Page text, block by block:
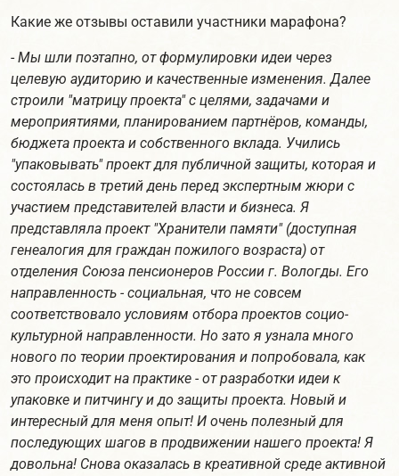
Какие же отзывы оставили участники марафона?
-Мы шли поэтапно, от формулировки идеи через
целевую аудиторию и качественные изменения. Далее
строили "матрицу проекта" с целями, задачами и
мероприятиями, планированием партнёров, команды,
бюджета проекта и собственного вклада. Учились
"упаковывать" проект для публичной защиты, которая и
состоялась в третий день перед экспертным жюри с
участием представителей власти и бизнеса. Я
представляла проект "Хранители памяти" (доступная
генеалогия для граждан пожилого возраста) от
отделения Союза пенсионеров России г. Вологды. Его
направленность - социальная, что не совсем
соответствовало условиям отбора проектов социо-
культурной направленности. Но зато я узнала много
нового по теории проектирования и попробовала, как
это происходит на практике - от разработки идеи к
упаковке и питчингу и до защиты проекта. Новый и
интересный для меня опыт! И очень полезный для
последующих шагов в продвижении нашего проекта! Я
довольна! Снова оказалась в креативной среде активной